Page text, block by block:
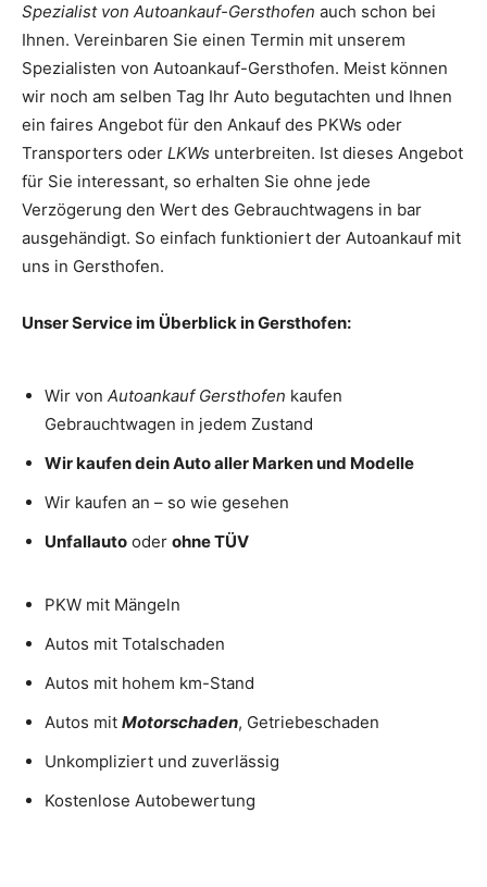
Spezialist von Autoankauf-Gersthofen auch schon bei
Ihnen. Vereinbaren Sie einen Termin mit unserem
Spezialisten von Autoankauf-Gersthofen. Meist können
wir noch am selben Tag Ihr Auto begutachten und Ihnen
ein faires Angebot für den Ankauf des PKWs oder
Transporters oder LKWs unterbreiten. Ist dieses Angebot
für Sie interessant, so erhalten Sie ohne jede
Verzögerung den Wert des Gebrauchtwagens in bar
ausgehändigt. So einfach funktioniert der Autoankauf mit
uns in Gersthofen.
Unser Service im Überblick in Gersthofen:
Wir von Autoankauf Gersthofen kaufen
Gebrauchtwagen in jedem Zustand
Wir kaufen dein Auto aller Marken und Modelle
Wir kaufen an – so wie gesehen
Unfallauto oder ohne TÜV
PKW mit Mängeln
Autos mit Totalschaden
Autos mit hohem km-Stand
Autos mit Motorschaden, Getriebeschaden
Unkompliziert und zuverlässig
Kostenlose Autobewertung